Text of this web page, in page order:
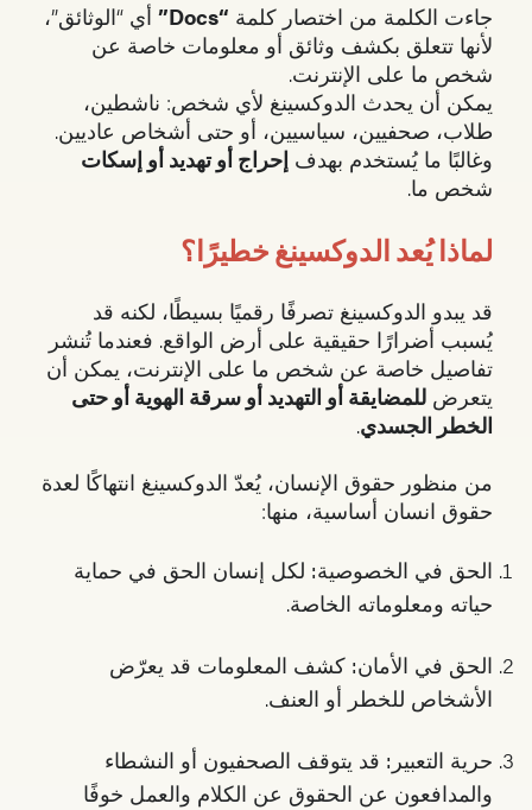
جاءت الكلمة من اختصار كلمة “Docs”
أي “الوثائق”،
لأنها تتعلق بكشف وثائق أو معلومات خاصة عن
شخص ما على الإنترنت.
يمكن أن يحدث الدوكسينغ لأي شخص: ناشطين،
طلاب، صحفيين، سياسيين، أو حتى أشخاص عاديين.
وغالبًا ما يُستخدم بهدف إحراج أو تهديد أو إسكات
شخص ما.
لماذا يُعد الدوكسينغ خطيرًا؟
قد يبدو الدوكسينغ تصرفًا رقميًا بسيطًا، لكنه قد
يُسبب أضرارًا حقيقية على أرض الواقع. فعندما تُنشر
تفاصيل خاصة عن شخص ما على الإنترنت، يمكن أن
يتعرض للمضايقة أو التهديد أو سرقة الهوية أو حتى
الخطر الجسدي.
من منظور حقوق الإنسان، يُعدّ الدوكسينغ انتهاكًا لعدة
حقوق انسان أساسية، منها:
الحق في الخصوصية: لكل إنسان الحق في حماية
حياته ومعلوماته الخاصة.
الحق في الأمان: كشف المعلومات قد يعرّض
الأشخاص للخطر أو العنف.
حرية التعبير: قد يتوقف الصحفيون أو النشطاء
والمدافعون عن الحقوق عن الكلام والعمل خوفًا